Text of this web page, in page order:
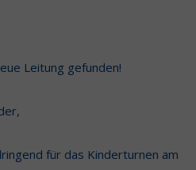
Leitung gefunden!
für das Kinderturnen am